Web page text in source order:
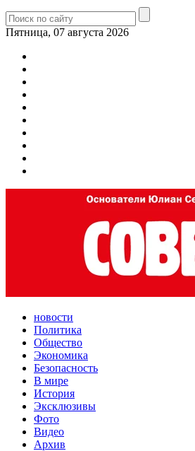
Пятница, 07 августа 2026
новости
Политика
Общество
Экономика
Безопасность
В мире
История
Эксклюзивы
Фото
Видео
Архив